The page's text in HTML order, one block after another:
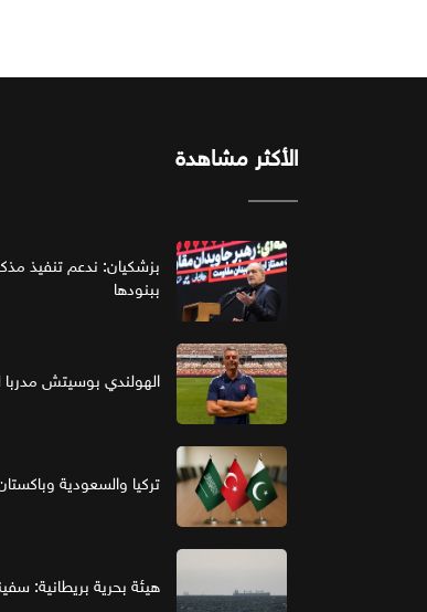
الأكثر مشاهدة
بزشكيان: ندعم تنفيذ
ببنودها
الهولندي بوسيتش
تركيا والسعودية
هيئة بحرية بريطانية: